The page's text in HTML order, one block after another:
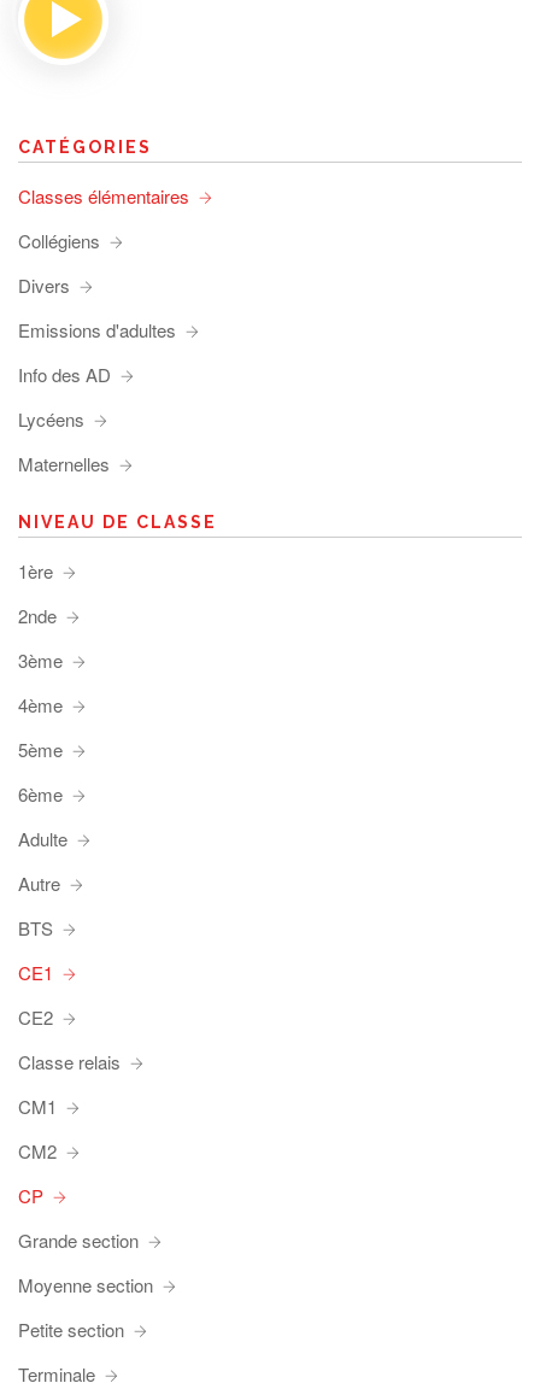
CATÉGORIES
Classes élémentaires
Collégiens
Divers
Emissions d'adultes
Info des AD
Lycéens
Maternelles
NIVEAU DE CLASSE
1ère
2nde
3ème
4ème
5ème
6ème
Adulte
Autre
BTS
CE1
CE2
Classe relais
CM1
CM2
CP
Grande section
Moyenne section
Petite section
Terminale